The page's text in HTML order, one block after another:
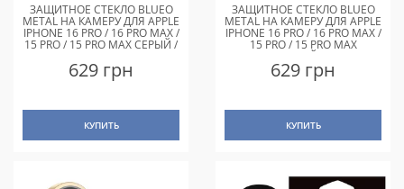
ЗАЩИТНОЕ СТЕКЛО BLUEO
METAL НА КАМЕРУ ДЛЯ APPLE
IPHONE 16 PRO / 16 PRO MAX /
15 PRO / 15 PRO MAX СЕРЫЙ /
629 грн
КУПИТЬ
ЗАЩИТНОЕ СТЕКЛО BLUEO
METAL НА КАМЕРУ ДЛЯ APPLE
IPHONE 16 PRO / 16 PRO MAX /
15 PRO / 15 PRO MAX
СЕРЕБРЯНЫЙ / SILVER
DIAMOND
629 грн
КУПИТЬ